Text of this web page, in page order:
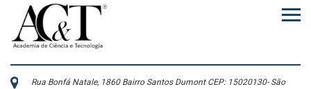
Rua Bonfá Natale, 1860 Bairro Santos Dumont CEP: 15020130- São